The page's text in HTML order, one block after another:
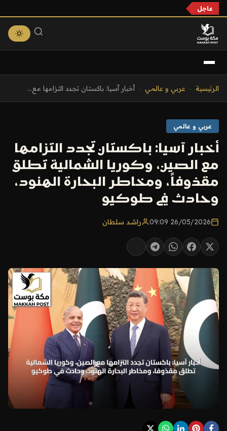
عاجل
الرئيسية عربي و عالمي أخبار آسيا: باكستان تجدد التزامها مع...
عربي و عالمي
أخبار آسيا: باكستان تجدد التزامها
مع الصين، وكوريا الشمالية تطلق
مقذوفاً، ومخاطر البحارة الهنود،
وحادث في طوكيو
26/05/2026 09:09 راشد سلطان